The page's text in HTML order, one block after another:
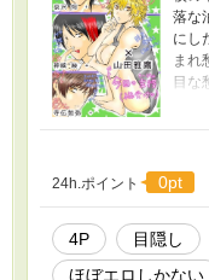
落な
にし
まれ
目な
逆
し
っと
誰の
る
24h.ポイント 0pt
4P 目隠し
ほぼエロしかない